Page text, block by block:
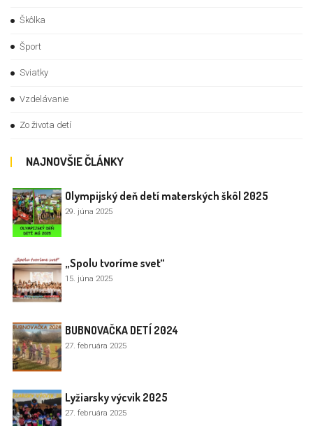
Škôlka
Šport
Sviatky
Vzdelávanie
Zo života detí
NAJNOVŠIE ČLÁNKY
Olympijský deň detí materských škôl 2025
29. júna 2025
„Spolu tvoríme svet“
15. júna 2025
BUBNOVAČKA DETÍ 2024
27. februára 2025
Lyžiarsky výcvik 2025
27. februára 2025